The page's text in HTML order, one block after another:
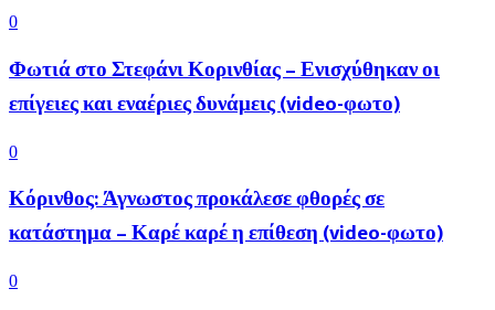
0
Φωτιά στο Στεφάνι Κορινθίας – Ενισχύθηκαν οι
επίγειες και εναέριες δυνάμεις (video-φωτο)
0
Κόρινθος: Άγνωστος προκάλεσε φθορές σε
κατάστημα – Καρέ καρέ η επίθεση (video-φωτο)
0